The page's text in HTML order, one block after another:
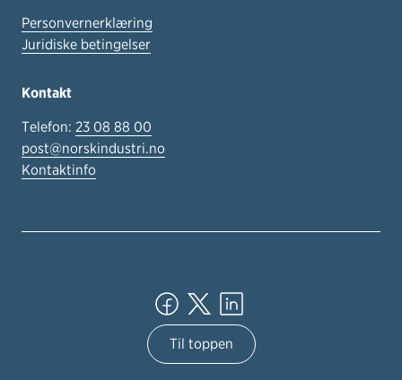
Personvernerklæring
Juridiske betingelser
Kontakt
Telefon: 23 08 88 00
post@norskindustri.no
Kontaktinfo
Til toppen